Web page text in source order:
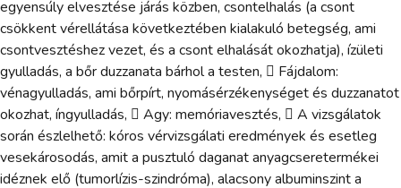
egyensúly elvesztése járás közben, csontelhalás (a csont
csökkent vérellátása következtében kialakuló betegség, ami
csontvesztéshez vezet, és a csont elhalását okozhatja), ízületi
gyulladás, a bőr duzzanata bárhol a testen,  Fájdalom:
vénagyulladás, ami bőrpírt, nyomásérzékenységet és duzzanatot
okozhat, íngyulladás,  Agy: memóriavesztés,  A vizsgálatok
során észlelhető: kóros vérvizsgálati eredmények és esetleg
vesekárosodás, amit a pusztuló daganat anyagcseretermékei
idéznek elő (tumorlízis-szindróma), alacsony albuminszint a